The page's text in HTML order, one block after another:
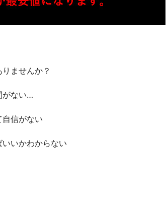
ませんか？
がない…
自信がない
いいかわからない